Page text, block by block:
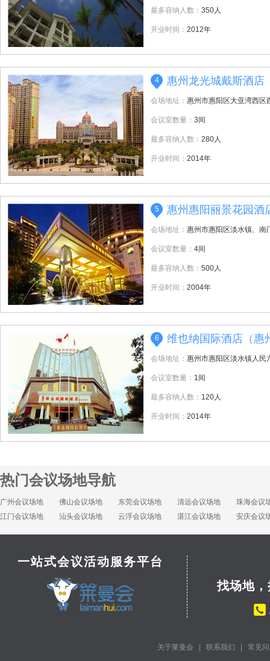
最多容纳人数： 350人
开业时间： 2012年
4 惠州龙光城戴斯酒店
会场地址： 惠州市惠阳区大亚湾西区
会议室数量： 3间
最多容纳人数： 280人
开业时间： 2014年
5 惠州惠阳丽景花园酒
会场地址： 惠州市惠阳区淡水镇、南
会议室数量： 4间
最多容纳人数： 500人
开业时间： 2004年
6 维也纳国际酒店（惠
会场地址： 惠州市惠阳区淡水镇人民
会议室数量： 1间
最多容纳人数： 120人
开业时间： 2014年
热门会议场地导航
广州会议场地 佛山会议场地 东莞会议场地 清远会议场地
珠海会议
江门会议场地
汕头会议场地 云浮会议场地 湛江会议场地 安庆会议
一站式会议活动服务平台
找场地
关于莱曼会 联系我们
常见